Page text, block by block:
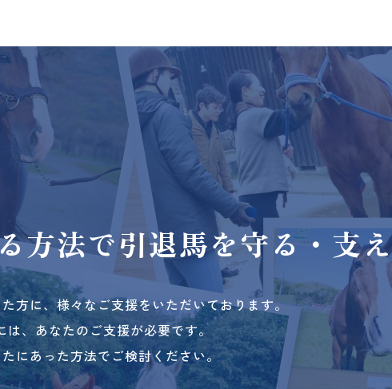
方法で引退馬を守る・支
方に、様々なご支援をいただいております。
、あなたのご支援が必要です。
にあった方法でご検討ください。